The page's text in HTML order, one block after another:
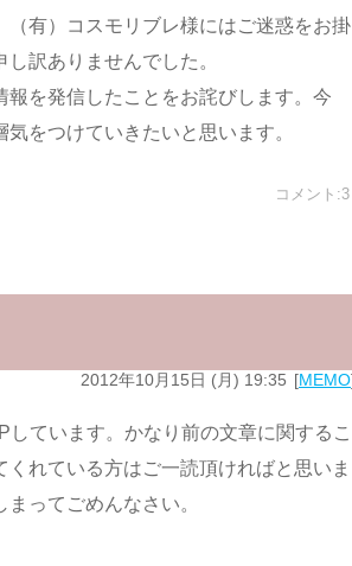
有）コスモリブレ様にはご迷惑をお掛
訳ありませんでした。
を発信したことをお詫びします。今
をつけていきたいと思います。
コメント:3
2012年10月15日 (月) 19:35 MEMO
ています。かなり前の文章に関するこ
れている方はご一読頂ければと思いま
ってごめんなさい。